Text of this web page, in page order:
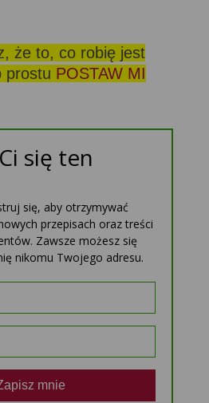
że to, co robię jest
prostu POSTAW MI
się ten
się, aby otrzymywać
przepisach oraz treści
Zawsze możesz się
nikomu Twojego adresu.
mnie